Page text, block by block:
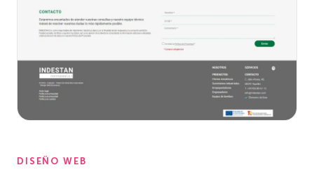
DISEÑO WEB